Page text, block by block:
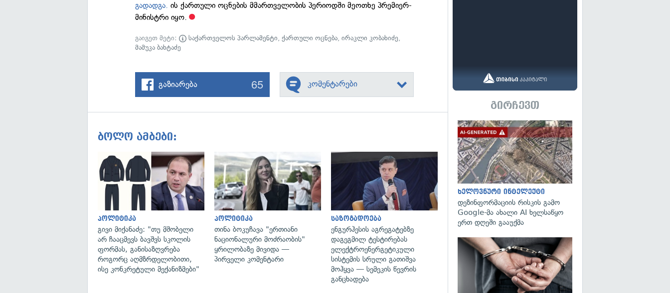
გადადგა.ის ქართული ოცნების მმართველობის პერიოდში მეოთხე პრემიერ-
მინისტრი იყო.
გაიგეთ მეტი: საქართველოს პარლამენტი,ქართული ოცნება,ირაკლი კობახიძე,
მამუკა ბახტაძე
გაზიარება 65 კომენტარები
ბოლო ამბები:
გადახედვა
პოლიტიკა
გივი მიქანაძე: "თუ მშობელი
არ ჩააცმევს ბავშვს სკოლის
ფორმას, განისაზღვრება
როგორც აღმზრდელობითი,
ისე კონკრეტული მექანიზმები"
გადახედვა
პოლიტიკა
თინა ბოკუჩავა "ერთიანი
ნაციონალური მოძრაობის"
ყრილობაზე მივიდა —
პირველი კომენტარი
გადახედვა
საზოგადოება
ენგურჰესის აგრეგატებზე
დაგეგმილ ტესტირებას
ელექტროენერგეტიკული
სისტემის სრული გათიშვა
მოჰყვა — სემეკის წევრის
განცხადება
გირჩევთ
ხელოვნური ინტელექტი
დეზინფორმაციის რისკის გამო
Google-მა ახალი AI ხელსაწყო
ერთ დღეში გააუქმა